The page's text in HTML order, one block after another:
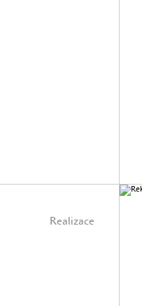
Realizace